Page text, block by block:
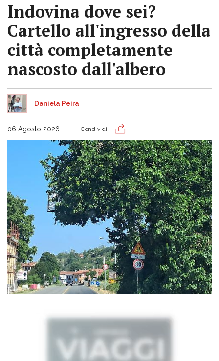
Indovina dove sei?
Cartello all'ingresso della
città completamente
nascosto dall'albero
Daniela Peira
06 Agosto 2026 Condividi